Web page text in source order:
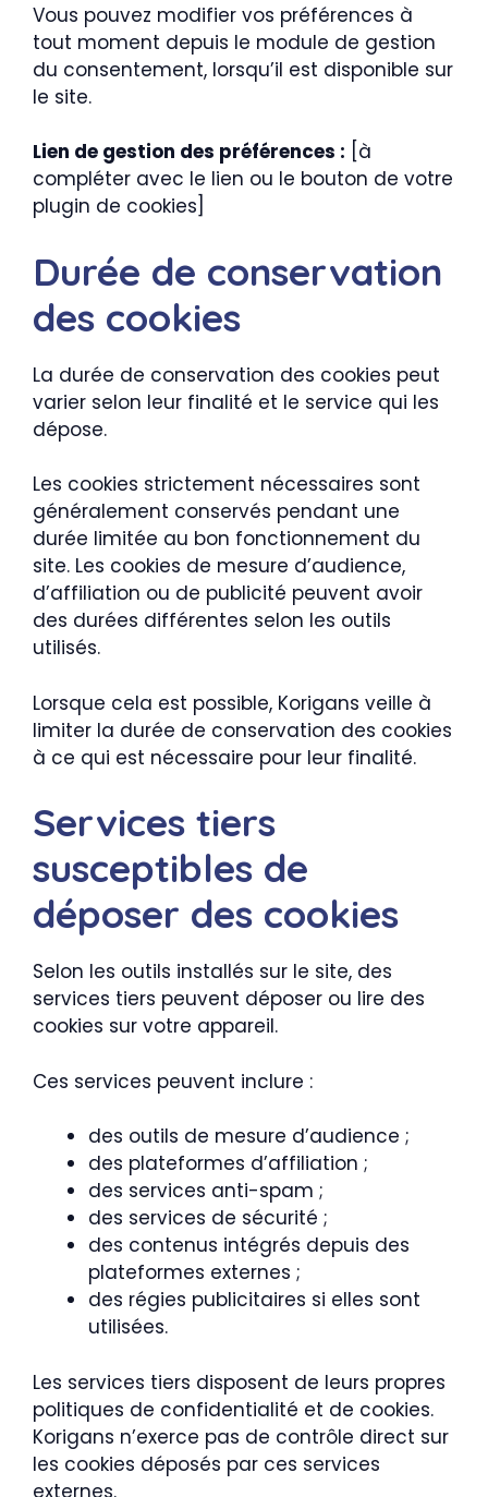
Vous pouvez modifier vos préférences à
tout moment depuis le module de gestion
du consentement, lorsqu’il est disponible sur
le site.
Lien de gestion des préférences : [à
compléter avec le lien ou le bouton de votre
plugin de cookies]
Durée de conservation
des cookies
La durée de conservation des cookies peut
varier selon leur finalité et le service qui les
dépose.
Les cookies strictement nécessaires sont
généralement conservés pendant une
durée limitée au bon fonctionnement du
site. Les cookies de mesure d’audience,
d’affiliation ou de publicité peuvent avoir
des durées différentes selon les outils
utilisés.
Lorsque cela est possible, Korigans veille à
limiter la durée de conservation des cookies
à ce qui est nécessaire pour leur finalité.
Services tiers
susceptibles de
déposer des cookies
Selon les outils installés sur le site, des
services tiers peuvent déposer ou lire des
cookies sur votre appareil.
Ces services peuvent inclure :
des outils de mesure d’audience ;
des plateformes d’affiliation ;
des services anti-spam ;
des services de sécurité ;
des contenus intégrés depuis des
plateformes externes ;
des régies publicitaires si elles sont
utilisées.
Les services tiers disposent de leurs propres
politiques de confidentialité et de cookies.
Korigans n’exerce pas de contrôle direct sur
les cookies déposés par ces services
externes.